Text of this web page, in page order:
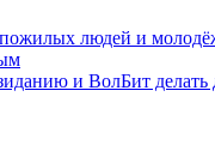
людей и
и ВолБит делать